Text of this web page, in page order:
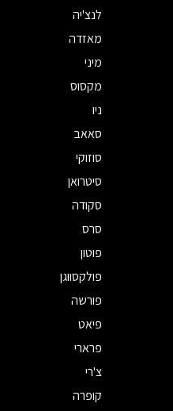
לנצ'יה
מאזדה
מיני
מקסוס
ניו
סאאב
סוזוקי
סיטרואן
סקודה
סרס
פוטון
פולקסווגן
פורשה
פיאט
פרארי
צ'רי
קופרה